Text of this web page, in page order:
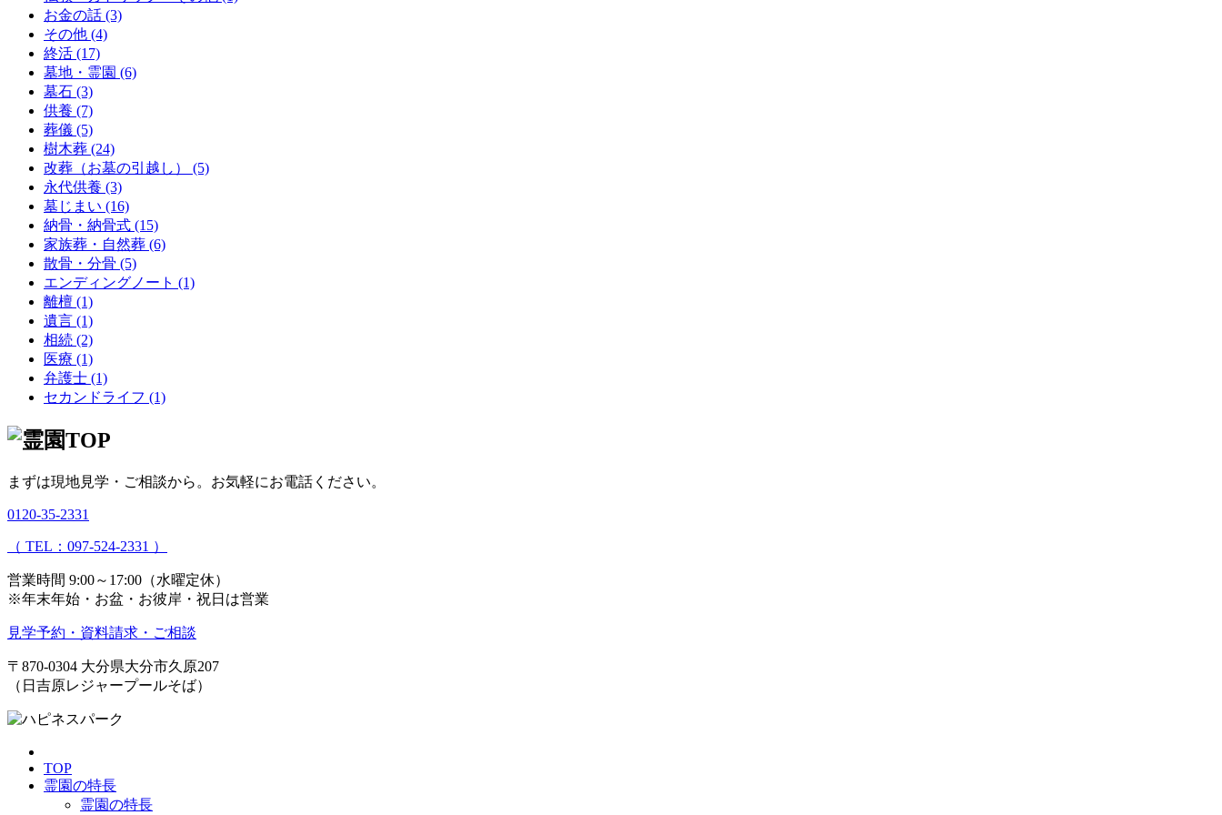
お金の話 (3)
その他 (4)
終活 (17)
墓地・霊園 (6)
墓石 (3)
供養 (7)
葬儀 (5)
樹木葬 (24)
改葬（お墓の引越し） (5)
永代供養 (3)
墓じまい (16)
納骨・納骨式 (15)
家族葬・自然葬 (6)
散骨・分骨 (5)
エンディングノート (1)
離檀 (1)
遺言 (1)
相続 (2)
医療 (1)
弁護士 (1)
セカンドライフ (1)
まずは現地見学・ご相談から。 お気軽にお電話ください。
0120-35-2331
（ TEL：097-524-2331 ）
営業時間 9:00～17:00（水曜定休）
※年末年始・お盆・お彼岸・祝日は営業
見学予約・資料請求・ご相談
〒870-0304 大分県大分市久原207
（日吉原レジャープールそば）
TOP
霊園の特長
霊園の特長